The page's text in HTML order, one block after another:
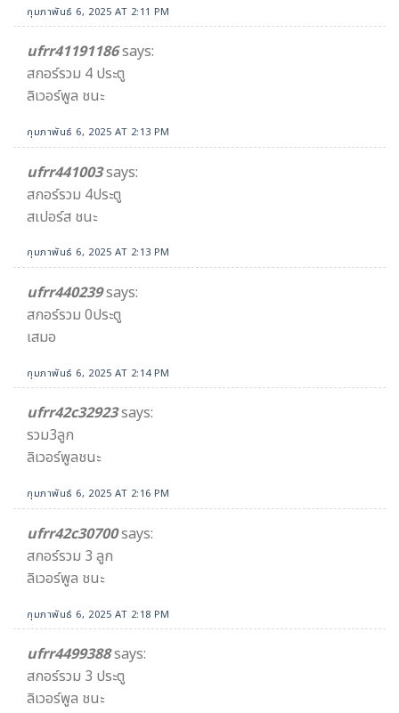
กุมภาพันธ์ 6, 2025 AT 2:11 PM
ufrr41191186says:
สกอร์รวม 4 ประตู
ลิเวอร์พูล ชนะ
กุมภาพันธ์ 6, 2025 AT 2:13 PM
ufrr441003says:
สกอร์รวม 4ประตู
สเปอร์ส ชนะ
กุมภาพันธ์ 6, 2025 AT 2:13 PM
ufrr440239says:
สกอร์รวม 0ประตู
เสมอ
กุมภาพันธ์ 6, 2025 AT 2:14 PM
ufrr42c32923says:
รวม3ลูก
ลิเวอร์พูลชนะ
กุมภาพันธ์ 6, 2025 AT 2:16 PM
ufrr42c30700says:
สกอร์รวม 3 ลูก
ลิเวอร์พูล ชนะ
กุมภาพันธ์ 6, 2025 AT 2:18 PM
ufrr4499388says:
สกอร์รวม 3 ประตู
ลิเวอร์พูล ชนะ